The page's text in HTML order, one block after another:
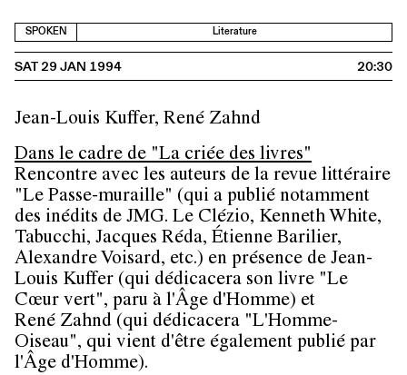
SPOKEN Literature
SAT 29 JAN 1994 20:30
Jean-Louis Kuffer, René Zahnd
Dans le cadre de "La criée des livres"
Rencontre avec les auteurs de la revue littéraire
"Le Passe-muraille" (qui a publié notamment
des inédits de JMG. Le Clézio, Kenneth White,
Tabucchi, Jacques Réda, Étienne Barilier,
Alexandre Voisard, etc.) en présence de Jean-
Louis Kuffer (qui dédicacera son livre "Le
Cœur vert", paru à l'Âge d'Homme) et
René Zahnd (qui dédicacera "L'Homme-
Oiseau", qui vient d'être également publié par
l'Âge d'Homme).